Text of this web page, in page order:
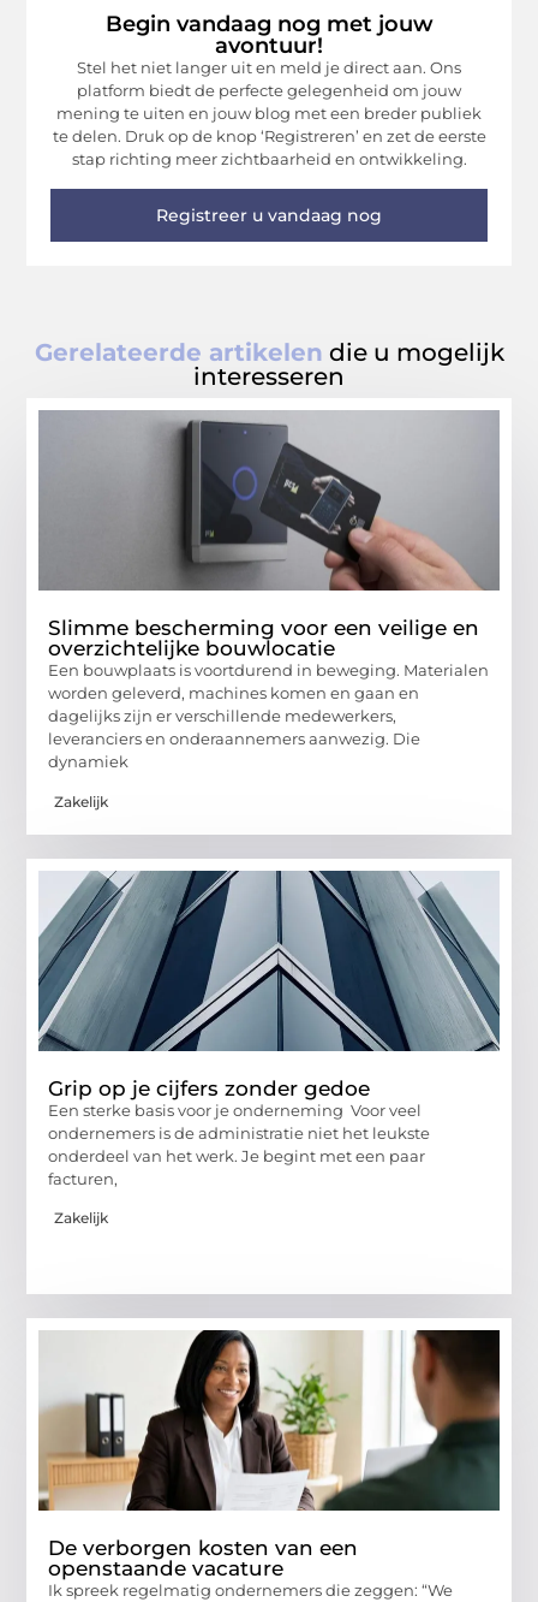
Begin vandaag nog met jouw
avontuur!
Stel het niet langer uit en meld je direct aan. Ons
platform biedt de perfecte gelegenheid om jouw
mening te uiten en jouw blog met een breder publiek
te delen. Druk op de knop ‘Registreren’ en zet de eerste
stap richting meer zichtbaarheid en ontwikkeling.
Registreer u vandaag nog
Gerelateerde artikelen die u mogelijk
interesseren
Slimme bescherming voor een veilige en
overzichtelijke bouwlocatie
Een bouwplaats is voortdurend in beweging. Materialen
worden geleverd, machines komen en gaan en
dagelijks zijn er verschillende medewerkers,
leveranciers en onderaannemers aanwezig. Die
dynamiek
Zakelijk
Grip op je cijfers zonder gedoe
Een sterke basis voor je onderneming Voor veel
ondernemers is de administratie niet het leukste
onderdeel van het werk. Je begint met een paar
facturen,
Zakelijk
De verborgen kosten van een
openstaande vacature
Ik spreek regelmatig ondernemers die zeggen: “We